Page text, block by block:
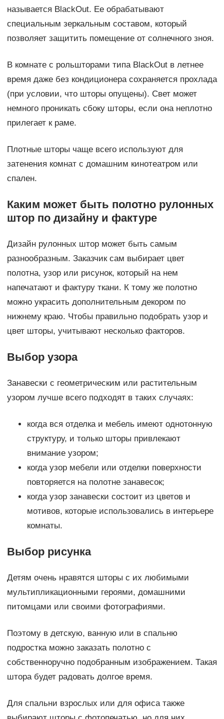
называется BlackOut. Ее обрабатывают
специальным зеркальным составом, который
позволяет защитить помещение от солнечного зноя.
В комнате с рольшторами типа BlackOut в летнее
время даже без кондиционера сохраняется прохлада
(при условии, что шторы опущены). Свет может
немного проникать сбоку шторы, если она неплотно
прилегает к раме.
Плотные шторы чаще всего используют для
затенения комнат с домашним кинотеатром или
спален.
Каким может быть полотно рулонных
штор по дизайну и фактуре
Дизайн рулонных штор может быть самым
разнообразным. Заказчик сам выбирает цвет
полотна, узор или рисунок, который на нем
напечатают и фактуру ткани. К тому же полотно
можно украсить дополнительным декором по
нижнему краю. Чтобы правильно подобрать узор и
цвет шторы, учитывают несколько факторов.
Выбор узора
Занавески с геометрическим или растительным
узором лучше всего подходят в таких случаях:
когда вся отделка и мебель имеют однотонную
структуру, и только шторы привлекают
внимание узором;
когда узор мебели или отделки поверхности
повторяется на полотне занавесок;
когда узор занавески состоит из цветов и
мотивов, которые использовались в интерьере
комнаты.
Выбор рисунка
Детям очень нравятся шторы с их любимыми
мультипликационными героями, домашними
питомцами или своими фотографиями.
Поэтому в детскую, ванную или в спальню
подростка можно заказать полотно с
собственноручно подобранным изображением. Такая
штора будет радовать долгое время.
Для спальни взрослых или для офиса также